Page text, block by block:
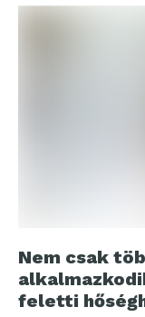
Nem csak
feletti